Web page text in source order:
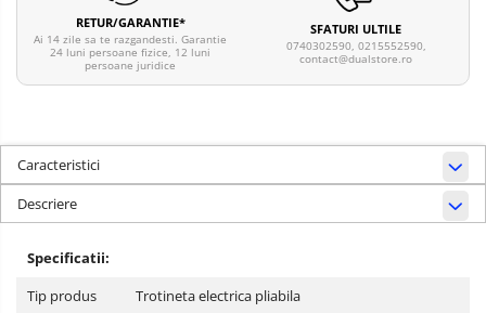
RETUR/GARANTIE*
Ai 14 zile sa te razgandesti. Garantie
24 luni persoane fizice, 12 luni
persoane juridice
SFATURI ULTILE
0740302590, 0215552590,
contact@dualstore.ro
Caracteristici
Descriere
Specificatii:
Tip produs
Trotineta electrica pliabila